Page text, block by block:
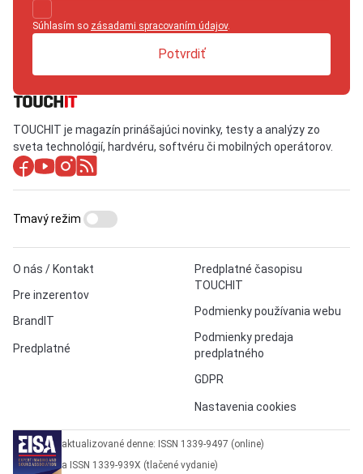
Súhlasím so zásadami spracovaním údajov.
Potvrdiť
TOUCHIT je magazín prinášajúci novinky, testy a analýzy zo
sveta technológií, hardvéru, softvéru či mobilných operátorov.
O nás / Kontakt
Pre inzerentov
BrandIT
Predplatné
Predplatné časopisu
TOUCHIT
Podmienky používania webu
Podmienky predaja
predplatného
GDPR
Nastavenia cookies
Tmavý režim
aktualizované denne: ISSN 1339-9497 (online)
a ISSN 1339-939X (tlačené vydanie)